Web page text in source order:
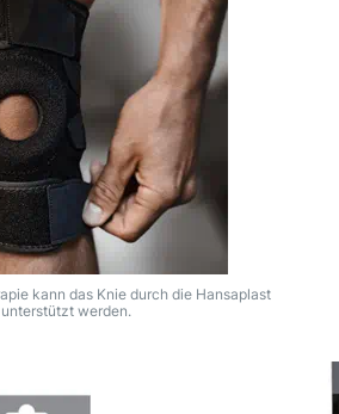
kann das Knie durch die Hansaplast
werden.